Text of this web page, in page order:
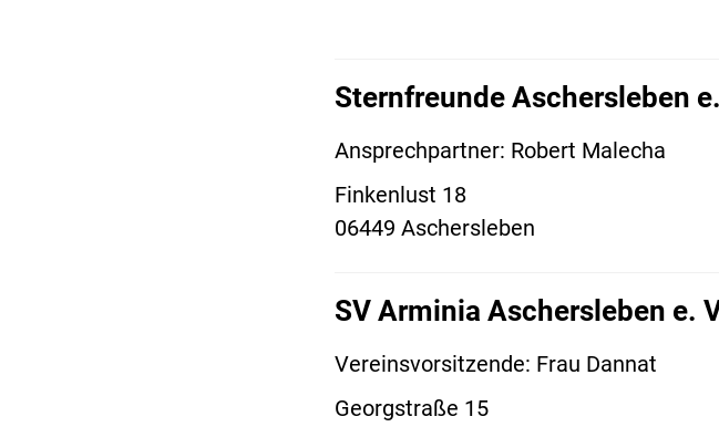
Sternfreunde Aschersleben
Ansprechpartner: Robert Malecha
Finkenlust 18
06449 Aschersleben
SV Arminia Aschersleben e.
Vereinsvorsitzende: Frau Dannat
Georgstraße 15